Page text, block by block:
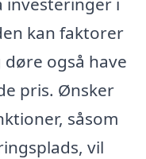
kan faktorer
også have
pris. Ønsker
såsom
vil